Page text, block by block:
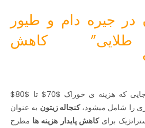
در جیره دام و طیور
طلایی” کاهش
که هزینه‌ ی خوراک $70$ تا $80$
را شامل میشود،کنجاله زیتون به عنوان
برایکاهش پایدار هزینه‌ ها مطرح